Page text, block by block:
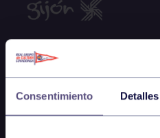
Consentimiento Detalles